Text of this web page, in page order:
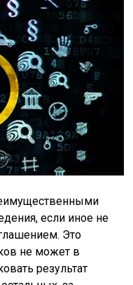
если иное не
Это
не может в
результат